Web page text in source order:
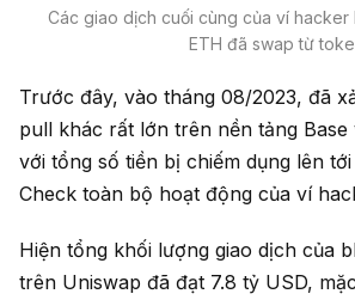
Các giao dịch cuối cùng của ví hacker
ETH đã swap từ
Trước đây, vào tháng 08/2023, đã
pull khác rất lớn trên nền tảng Base
với tổng số tiền bị chiếm dụng lên
Check toàn bộ hoạt động của ví
Hiện tổng khối lượng giao dịch của
trên Uniswap đã đạt 7.8 tỷ USD,